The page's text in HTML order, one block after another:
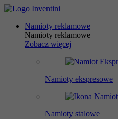
Namioty reklamowe
Namioty reklamowe
Zobacz więcej
Namioty ekspresowe
Namioty stalowe